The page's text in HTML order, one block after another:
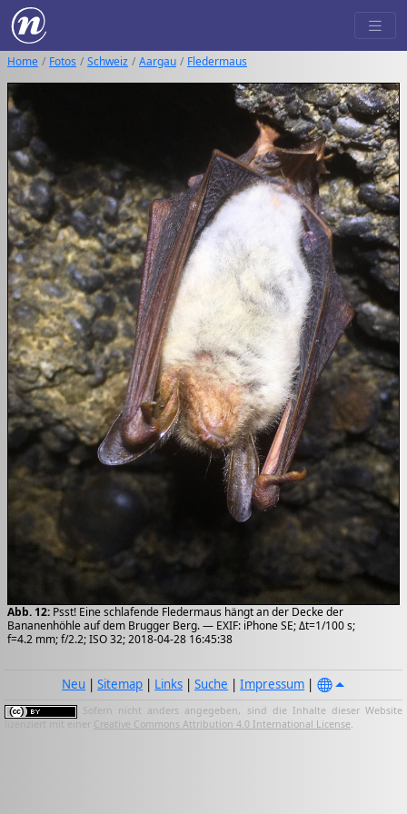
Home Fotos Schweiz Aargau Fledermaus
Abb. 12: Psst! Eine schlafende Fledermaus hängt an der Decke der
Bananenhöhle auf dem Brugger Berg. — EXIF: iPhone SE; Δt=1/100 s;
f=4.2 mm; f/2.2; ISO 32; 2018-04-28 16:45:38
Neu |Sitemap | Links |Suche |Impressum |
Sofern nicht anders angegeben, sind die Inhalte dieser Website
lizenziert mit einer Creative Commons Attribution 4.0 International License.